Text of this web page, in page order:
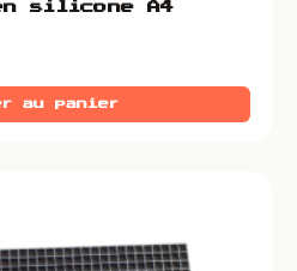
silicone A4
au panier